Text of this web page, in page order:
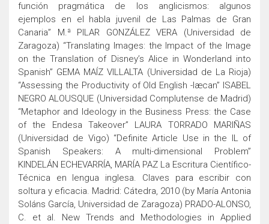
función pragmática de los anglicismos: algunos
ejemplos en el habla juvenil de Las Palmas de Gran
Canaria” M.ª PILAR GONZÁLEZ VERA (Universidad de
Zaragoza) “Translating Images: the Impact of the Image
on the Translation of Disney’s Alice in Wonderland into
Spanish” GEMA MAÍZ VILLALTA (Universidad de La Rioja)
“Assessing the Productivity of Old English -læcan” ISABEL
NEGRO ALOUSQUE (Universidad Complutense de Madrid)
“Metaphor and Ideology in the Business Press: the Case
of the Endesa Takeover” LAURA TORRADO MARIÑAS
(Universidad de Vigo) “Definite Article Use in the IL of
Spanish Speakers: A multi-dimensional Problem”
KINDELÁN ECHEVARRÍA, MARÍA PAZ La Escritura Científico-
Técnica en lengua inglesa. Claves para escribir con
soltura y eficacia. Madrid: Cátedra, 2010 (by María Antonia
Soláns García, Universidad de Zaragoza) PRADO-ALONSO,
C. et al. New Trends and Methodologies in Applied